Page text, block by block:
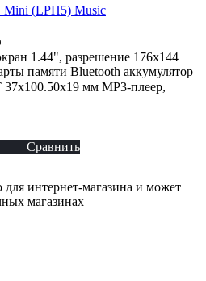
1.44", разрешение 176x144
памяти Bluetooth аккумулятор
мм MP3-плеер,
Сравнить
для интернет-магазина и может
магазинах